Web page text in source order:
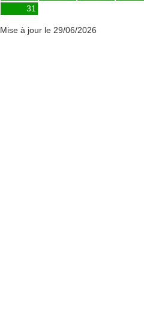
31
Mise à jour le 29/06/2026